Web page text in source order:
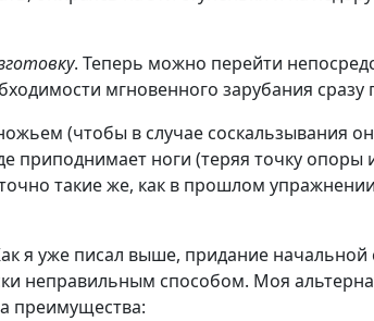
. Теперь можно перейти
мгновенного зарубания сразу
(чтобы в случае соскальзывания
приподнимает ноги (теряя точку
такие же, как в прошлом
я уже писал выше, придание
неправильным способом. Моя
преимущества: